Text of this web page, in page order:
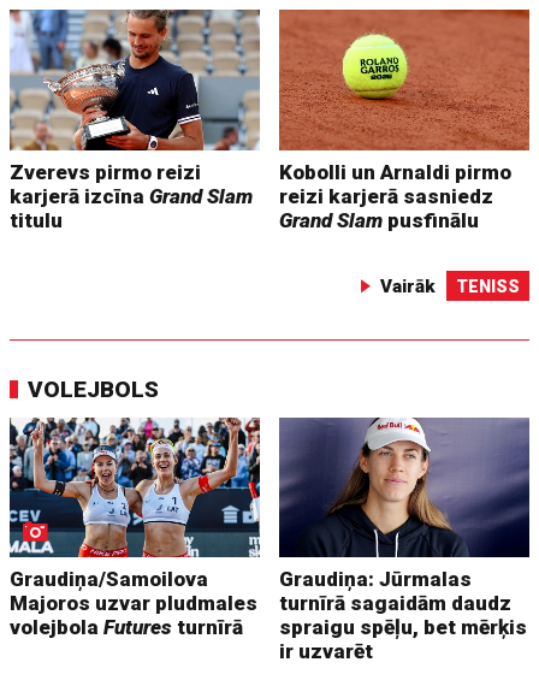
Zverevs pirmo reizi
karjerā izcīnaGrand Slam
titulu
Kobolli un Arnaldi pirmo
reizi karjerā sasniedz
Grand Slam pusfinālu
Vairāk TENISS
VOLEJBOLS
Graudiņa/Samoilova
Majoros uzvar pludmales
volejbolaFutures turnīrā
Graudiņa: Jūrmalas
turnīrā sagaidām daudz
spraigu spēļu, bet mērķis
ir uzvarēt